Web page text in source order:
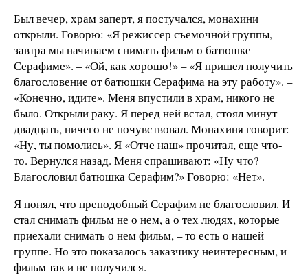
Был вечер, храм заперт, я постучался, монахини
открыли. Говорю: «Я режиссер съемочной группы,
завтра мы начинаем снимать фильм о батюшке
Серафиме». – «Ой, как хорошо!» – «Я пришел получить
благословение от батюшки Серафима на эту работу». –
«Конечно, идите». Меня впустили в храм, никого не
было. Открыли раку. Я перед ней встал, стоял минут
двадцать, ничего не почувствовал. Монахиня говорит:
«Ну, ты помолись». Я «Отче наш» прочитал, еще что-
то. Вернулся назад. Меня спрашивают: «Ну что?
Благословил батюшка Серафим?» Говорю: «Нет».
Я понял, что преподобный Серафим не благословил. И
стал снимать фильм не о нем, а о тех людях, которые
приехали снимать о нем фильм, – то есть о нашей
группе. Но это показалось заказчику неинтересным, и
фильм так и не получился.